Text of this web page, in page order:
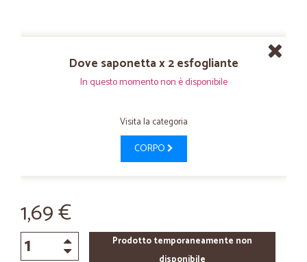
Dove saponetta x 2 esfogliante
In questo momento non è disponibile
Visita la categoria
CORPO
1,69 €
Prodotto temporaneamente non